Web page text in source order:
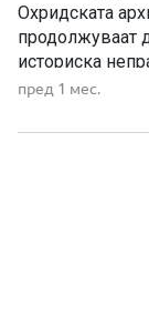
Охридската
продолжуваат
историска
борба за
минатото, туку
пред 1 мес.